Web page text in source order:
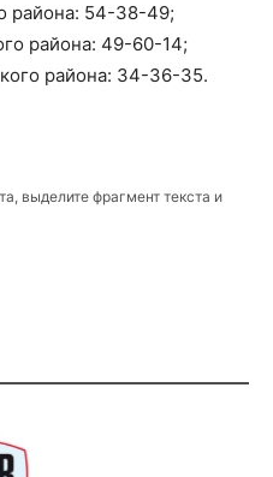
района: 54-38-49;
района: 49-60-14;
района: 34-36-35.
выделите фрагмент текста и